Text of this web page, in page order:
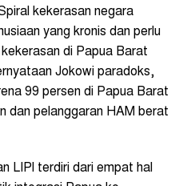
kekerasan negara
yang kronis dan perlu
di Papua Barat
Jokowi paradoks,
99 persen di Papua Barat
dan pelanggaran HAM berat
LIPI terdiri dari empat hal